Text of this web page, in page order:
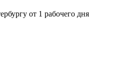
от 1 рабочего дня